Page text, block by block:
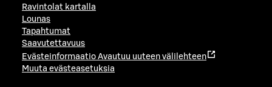
Ravintolat kartalla
Lounas
Tapahtumat
Saavutettavuus
Evästeinformaatio Avautuu uuteen välilehteen
Muuta evästeasetuksia